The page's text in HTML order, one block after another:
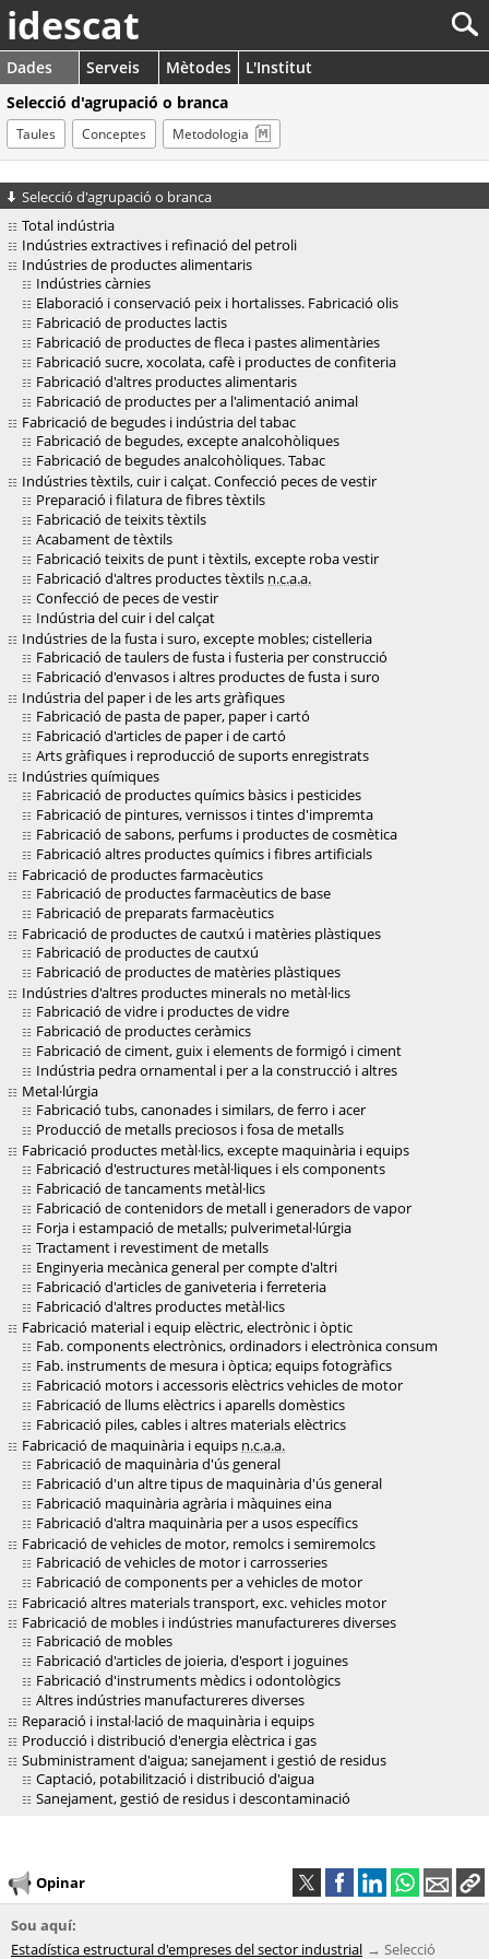
idescat
Dades Serveis Mètodes
L'Institut
Selecció d'agrupació o branca
Taules Conceptes Metodologia
Selecció d'agrupació o branca
Total indústria
Indústries extractives i refinació del petroli
Indústries de productes alimentaris
Indústries càrnies
Elaboració i conservació peix i hortalisses. Fabricació olis
Fabricació de productes lactis
Fabricació de productes de fleca i pastes alimentàries
Fabricació sucre, xocolata, cafè i productes de confiteria
Fabricació d'altres productes alimentaris
Fabricació de productes per a l'alimentació animal
Fabricació de begudes i indústria del tabac
Fabricació de begudes, excepte analcohòliques
Fabricació de begudes analcohòliques. Tabac
Indústries tèxtils, cuir i calçat. Confecció peces de vestir
Preparació i filatura de fibres tèxtils
Fabricació de teixits tèxtils
Acabament de tèxtils
Fabricació teixits de punt i tèxtils, excepte roba vestir
Fabricació d'altres productes tèxtils n.c.a.a.
Confecció de peces de vestir
Indústria del cuir i del calçat
Indústries de la fusta i suro, excepte mobles; cistelleria
Fabricació de taulers de fusta i fusteria per construcció
Fabricació d'envasos i altres productes de fusta i suro
Indústria del paper i de les arts gràfiques
Fabricació de pasta de paper, paper i cartó
Fabricació d'articles de paper i de cartó
Arts gràfiques i reproducció de suports enregistrats
Indústries químiques
Fabricació de productes químics bàsics i pesticides
Fabricació de pintures, vernissos i tintes d'impremta
Fabricació de sabons, perfums i productes de cosmètica
Fabricació altres productes químics i fibres artificials
Fabricació de productes farmacèutics
Fabricació de productes farmacèutics de base
Fabricació de preparats farmacèutics
Fabricació de productes de cautxú i matèries plàstiques
Fabricació de productes de cautxú
Fabricació de productes de matèries plàstiques
Indústries d'altres productes minerals no metàl·lics
Fabricació de vidre i productes de vidre
Fabricació de productes ceràmics
Fabricació de ciment, guix i elements de formigó i ciment
Indústria pedra ornamental i per a la construcció i altres
Metal·lúrgia
Fabricació tubs, canonades i similars, de ferro i acer
Producció de metalls preciosos i fosa de metalls
Fabricació productes metàl·lics, excepte maquinària i equips
Fabricació d'estructures metàl·liques i els components
Fabricació de tancaments metàl·lics
Fabricació de contenidors de metall i generadors de vapor
Forja i estampació de metalls; pulverimetal·lúrgia
Tractament i revestiment de metalls
Enginyeria mecànica general per compte d'altri
Fabricació d'articles de ganiveteria i ferreteria
Fabricació d'altres productes metàl·lics
Fabricació material i equip elèctric, electrònic i òptic
Fab. components electrònics, ordinadors i electrònica consum
Fab. instruments de mesura i òptica; equips fotogràfics
Fabricació motors i accessoris elèctrics vehicles de motor
Fabricació de llums elèctrics i aparells domèstics
Fabricació piles, cables i altres materials elèctrics
Fabricació de maquinària i equips n.c.a.a.
Fabricació de maquinària d'ús general
Fabricació d'un altre tipus de maquinària d'ús general
Fabricació maquinària agrària i màquines eina
Fabricació d'altra maquinària per a usos específics
Fabricació de vehicles de motor, remolcs i semiremolcs
Fabricació de vehicles de motor i carrosseries
Fabricació de components per a vehicles de motor
Fabricació altres materials transport, exc. vehicles motor
Fabricació de mobles i indústries manufactureres diverses
Fabricació de mobles
Fabricació d'articles de joieria, d'esport i joguines
Fabricació d'instruments mèdics i odontològics
Altres indústries manufactureres diverses
Reparació i instal·lació de maquinària i equips
Producció i distribució d'energia elèctrica i gas
Subministrament d'aigua; sanejament i gestió de residus
Captació, potabilització i distribució d'aigua
Sanejament, gestió de residus i descontaminació
Opinar
Sou aquí:
Estadística estructural d'empreses del sector industrial
Selecció